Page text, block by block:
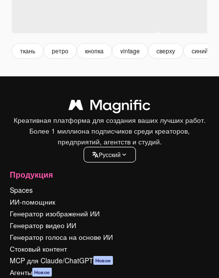
ткань ретро кнопка vintage сверху синий
Креативная платформа для создания ваших лучших работ.
Более 1 миллиона подписчиков среди креаторов,
предприятий, агентств и студий.
Pусский
Продукция
Spaces
ИИ-помощник
Генератор изображений ИИ
Генератор видео ИИ
Генератор голоса на основе ИИ
Стоковый контент
MCP для Claude/ChatGPT Новое
Агенты Новое